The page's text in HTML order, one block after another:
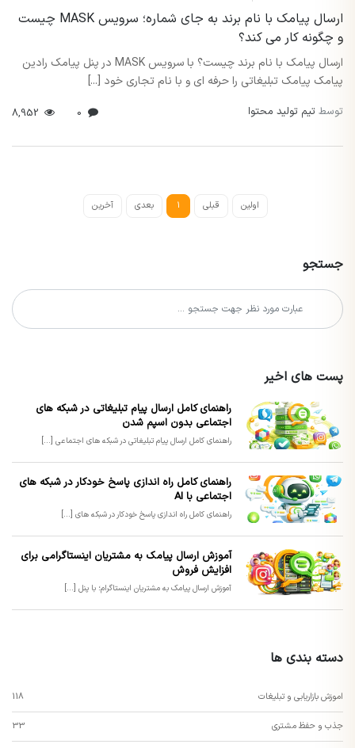
ارسال پیامک با نام برند به جای شماره؛ سرویس MASK چیست
و چگونه کار می کند؟
ارسال پیامک با نام برند چیست؟ با سرویس MASK در پنل پیامک رادین
پیامک پیامک تبلیغاتی را حرفه ای و با نام تجاری خود [...]
توسط تیم تولید محتوا
اولین قبلی 1 بعدی آخرین
جستجو
پست های اخیر
راهنمای کامل ارسال پیام تبلیغاتی در شبکه های
اجتماعی بدون اسپم شدن
راهنمای کامل ارسال پیام تبلیغاتی در شبکه های اجتماعی [...]
راهنمای کامل راه اندازی پاسخ خودکار در شبکه های
اجتماعی با AI
راهنمای کامل راه اندازی پاسخ خودکار در شبکه های [...]
آموزش ارسال پیامک به مشتریان اینستاگرامی برای
افزایش فروش
آموزش ارسال پیامک به مشتریان اینستاگرام؛ با پنل [...]
دسته بندی ها
اموزش بازاریابی و تبلیغات 118
جذب و حفظ مشتری 33